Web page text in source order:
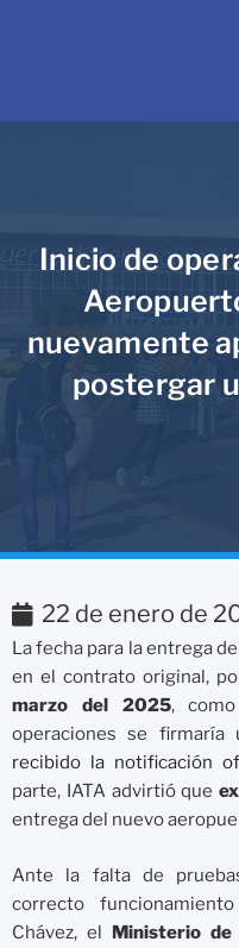
Inicio de
nuevamente
postergar
22 de enero de
La fecha para la entrega
en el contrato original,
marzo del 2025,
operaciones se firmaría
recibido la notificación
parte, IATA advirtió que
entrega del nuevo
Ante la falta de
correcto
Chávez, el Ministerio de